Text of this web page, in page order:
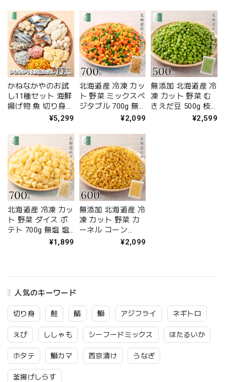
人気のキーワード
切り身 鮭 鯖 鰤 アジフライ ネギトロ
えび ししゃも シーフードミックス ほたるいか
ホタテ 鰤カマ 西京漬け うなぎ
釜揚げしらす
品と同梱注文で送
料無料】食物繊維
打ち粉付きで揚げ
るだけ 下処理済 カ
ット済 加熱調理用
【C配送：冷凍】
るだけ 下処理済 カ
ット済 加熱調理用
【C配送：冷凍】
できるセットがほ
しい！お客様の声
を商品化 専用レシ
ピ付で調理も簡単
1商品につき2-3人
分 小分け セットで
お届け【C配送：冷
凍】
かねなかやのお試
し11種セット 海鮮
揚げ物 魚 切り身
骨取り 色々な商品
できるセットがほ
しい！お客様の声
を商品化 専用レシ
ピ付で調理も簡単
1商品につき2-3人
分 小分け セットで
お届け【C配送：冷
凍】
¥5,299
北海道産 冷凍 カッ
ト 野菜 ミックスベ
ジタブル 700g 無
塩 塩なし 国産 に
し いんげん 化学調
味料不使用 解凍せ
ずにそのまま使え
る 【C配送：冷
凍】
¥2,099
無添加 北海道産 冷
凍 カット 野菜 む
きえだ豆 500g 枝
豆 国産 殻なし え
¥2,599
北海道産 冷凍 カッ
ト 野菜 ダイス ポ
テト 700g 無塩 塩
なし 国産 ジャガイ
配送：冷凍】
¥1,899
無添加 北海道産 冷
凍 カット 野菜 カ
ーネル コーン
600g 無塩 塩なし
¥2,099